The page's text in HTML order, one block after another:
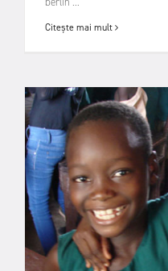
Citește mai mult